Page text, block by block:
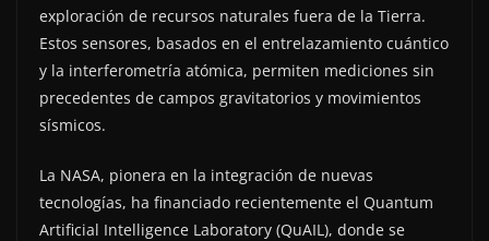
exploración de recursos naturales fuera de la Tierra.
Estos sensores, basados en el entrelazamiento cuántico
y la interferometría atómica, permiten mediciones sin
precedentes de campos gravitatorios y movimientos
sísmicos.
La NASA, pionera en la integración de nuevas
tecnologías, ha financiado recientemente el Quantum
Artificial Intelligence Laboratory (QuAIL), donde se